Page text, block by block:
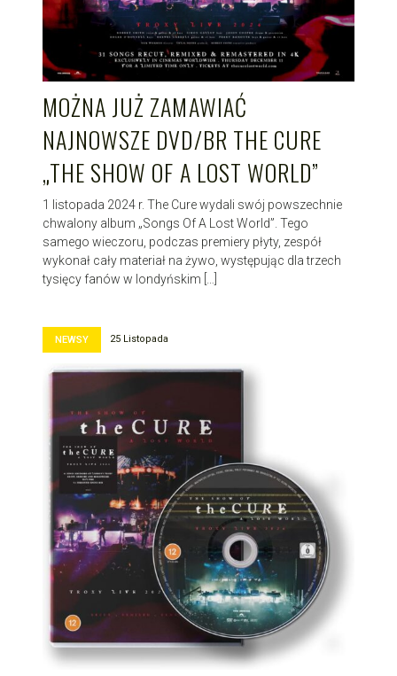
MOŻNA JUŻ ZAMAWIAĆ
NAJNOWSZE DVD/BR THE CURE
„THE SHOW OF A LOST WORLD”
1 listopada 2024 r. The Cure wydali swój powszechnie
chwalony album „Songs Of A Lost World”. Tego
samego wieczoru, podczas premiery płyty, zespół
wykonał cały materiał na żywo, występując dla trzech
tysięcy fanów w londyńskim […]
NEWSY 25 Listopada